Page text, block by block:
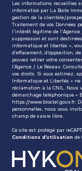
Les informations recueillies
informatisé par La Boite
gestion de la clientèle/
Traitement de vos Données
l'intérêt légitime de l'Agence
suppression et sont
informatique et libertés »,
d’effacement, d’opposition,
pouvez retirer votre
l’Agence / Le Réseau.
vos droits. Si vous estimez,
Informatique et Libertés » ne
réclamation à la CNIL. Nous
démarchage téléphonique «
https://www.bloctel.gouv.fr.
personnelles, nous vous
champ de saisie libre.
Ce site est protégé par
Conditions d'utilisation de